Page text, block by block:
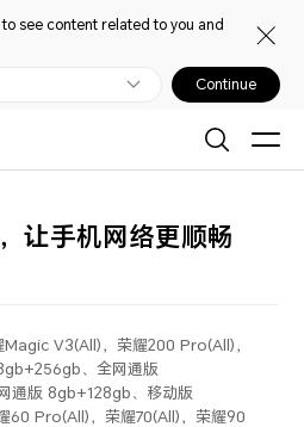
see content related to you and
Continue
让手机网络更顺畅
V3(All)，荣耀200 Pro(All)，
、全网通版
通版 8gb+128gb、移动版
60 Pro(All)，荣耀70(All)，荣耀90